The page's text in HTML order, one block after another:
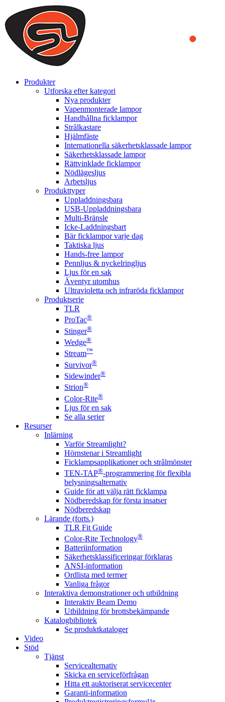
We use cookies to ensure that we provide you the best experience
on our website. By continuing to browse this website, you accept
that cookies are used to help us analyze how the website is used and
to offer you a better experience. To learn more or to find out how
you can disable cookies, you can access our
Produkter
Utforska efter kategori
Nya produkter
Vapenmonterade lampor
Handhållna ficklampor
Strålkastare
Hjälmfäste
Internationella säkerhetsklassade lampor
Säkerhetsklassade lampor
Rättvinklade ficklampor
Nödlägesljus
Arbetsljus
Produkttyper
Uppladdningsbara
USB-Uppladdningsbara
Multi-Bränsle
Icke-Laddningsbart
Bär ficklampor varje dag
Taktiska ljus
Hands-free lampor
Pennljus & nyckelringljus
Ljus för en sak
Äventyr utomhus
Ultravioletta och infraröda ficklampor
Produktserie
TLR
ProTac®
Stinger®
Wedge®
Stream™
Survivor®
Sidewinder®
Strion®
Color-Rite®
Ljus för en sak
Se alla serier
Resurser
Inlärning
Varför Streamlight?
Hörnstenar i Streamlight
Ficklampsapplikationer och strålmönster
TEN-TAP®-programmering för flexibla
belysningsalternativ
Guide för att välja rätt ficklampa
Nödberedskap för första insatser
Nödberedskap
Lärande (forts.)
TLR Fit Guide
Color-Rite Technology®
Batteriinformation
Säkerhetsklassificeringar förklaras
ANSI-information
Ordlista med termer
Vanliga frågor
Interaktiva demonstrationer och utbildning
Interaktiv Beam Demo
Utbildning för brottsbekämpande
Katalogbibliotek
Se produktkataloger
Video
Stöd
Tjänst
Servicealternativ
Skicka en serviceförfrågan
Hitta ett auktoriserat servicecenter
Garanti-information